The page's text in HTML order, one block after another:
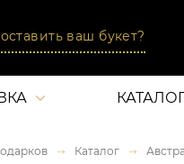
ваш букет?
Каталог